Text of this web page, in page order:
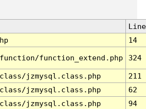
Line
14
function_extend.php 324
jzmysql.class.php
211
jzmysql.class.php
62
jzmysql.class.php
94